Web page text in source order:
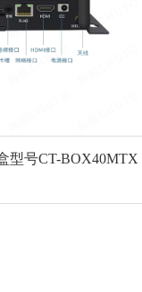
型号CT-BOX40MTX